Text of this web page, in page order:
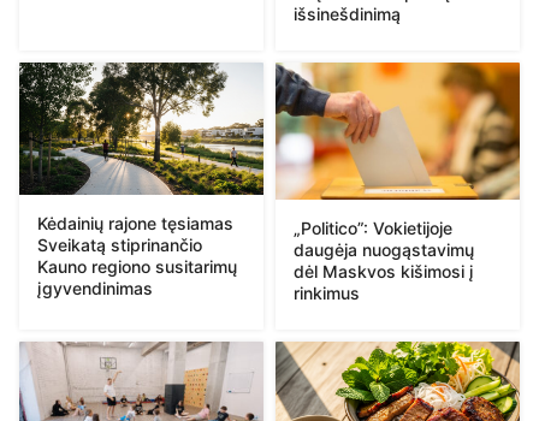
išsinešdinimą
Kėdainių rajone tęsiamas
Sveikatą stiprinančio
Kauno regiono susitarimų
įgyvendinimas
„Politico”: Vokietijoje
daugėja nuogąstavimų
dėl Maskvos kišimosi į
rinkimus